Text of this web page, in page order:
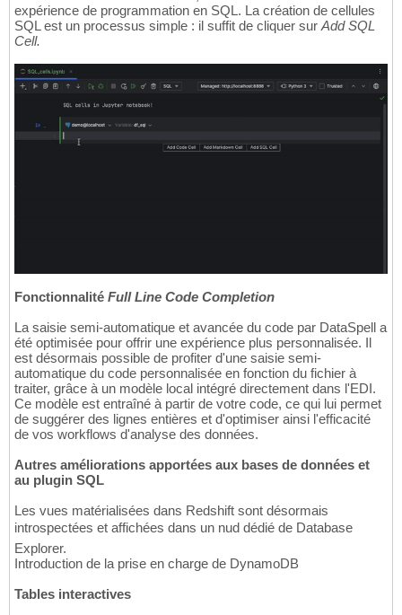
expérience de programmation en SQL. La création de cellules
SQL est un processus simple : il suffit de cliquer sur Add SQL
Cell.
Fonctionnalité Full Line Code Completion
La saisie semi-automatique et avancée du code par DataSpell a
été optimisée pour offrir une expérience plus personnalisée. Il
est désormais possible de profiter d'une saisie semi-
automatique du code personnalisée en fonction du fichier à
traiter, grâce à un modèle local intégré directement dans l'EDI.
Ce modèle est entraîné à partir de votre code, ce qui lui permet
de suggérer des lignes entières et d'optimiser ainsi l'efficacité
de vos workflows d'analyse des données.
Autres améliorations apportées aux bases de données et
au plugin SQL
Les vues matérialisées dans Redshift sont désormais
introspectées et affichées dans un nud dédié de Database
Explorer.
Introduction de la prise en charge de DynamoDB
Tables interactives